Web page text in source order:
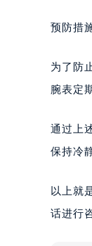
预防措
为了防
腕表定
通过上
保持冷
以上就
话进行